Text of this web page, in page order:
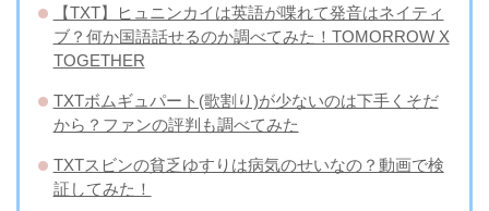
【TXT】ヒュニンカイは英語が喋れて発音はネイティ
ブ？何か国語話せるのか調べてみた！TOMORROW X
TOGETHER
TXTボムギュパート(歌割り)が少ないのは下手くそだ
から？ファンの評判も調べてみた
TXTスビンの貧乏ゆすりは病気のせいなの？動画で検
証してみた！